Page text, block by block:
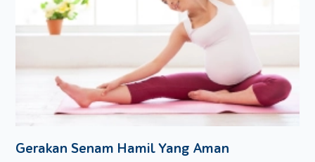
Gerakan Senam Hamil Yang Aman